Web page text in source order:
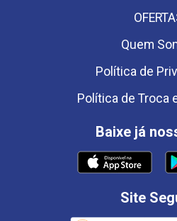
Quem
Política de
Política de Troca
Baixe já
Site